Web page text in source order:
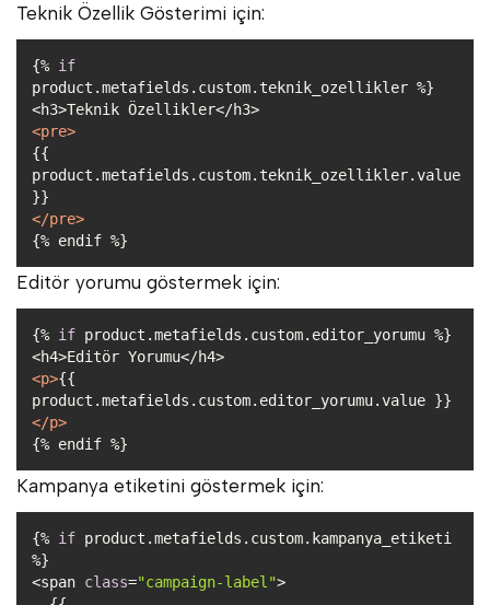
Teknik Özellik Gösterimi için:
{% if
<pre>
{{
product.metafields.custom.teknik_ozellikler.value
</pre>
Editör yorumu göstermek için:
{% if
<p>{{
product.metafields.custom.editor_yorumu.value }}
</p>
Kampanya etiketini göstermek için:
{% if product.metafields.custom.kampanya_etiketi
<span class="campaign-label"